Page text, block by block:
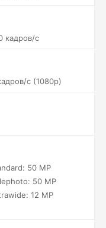
кадров/c
c (1080p)
50 MP
50 MP
12 MP